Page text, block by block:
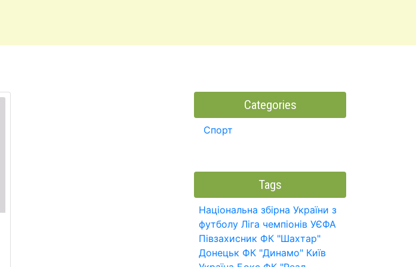
Categories
Спорт
Tags
Національна збірна України з
футболу Ліга чемпіонів УЄФА
Півзахисник ФК "Шахтар"
Донецьк ФК "Динамо" Київ